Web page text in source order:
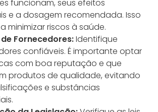
funcionam, seus efeitos
e a dosagem recomendada. Isso
minimizar riscos à saúde.
Fornecedores:Identifique
confiáveis. É importante optar
com boa reputação e que
produtos de qualidade, evitando
e substâncias